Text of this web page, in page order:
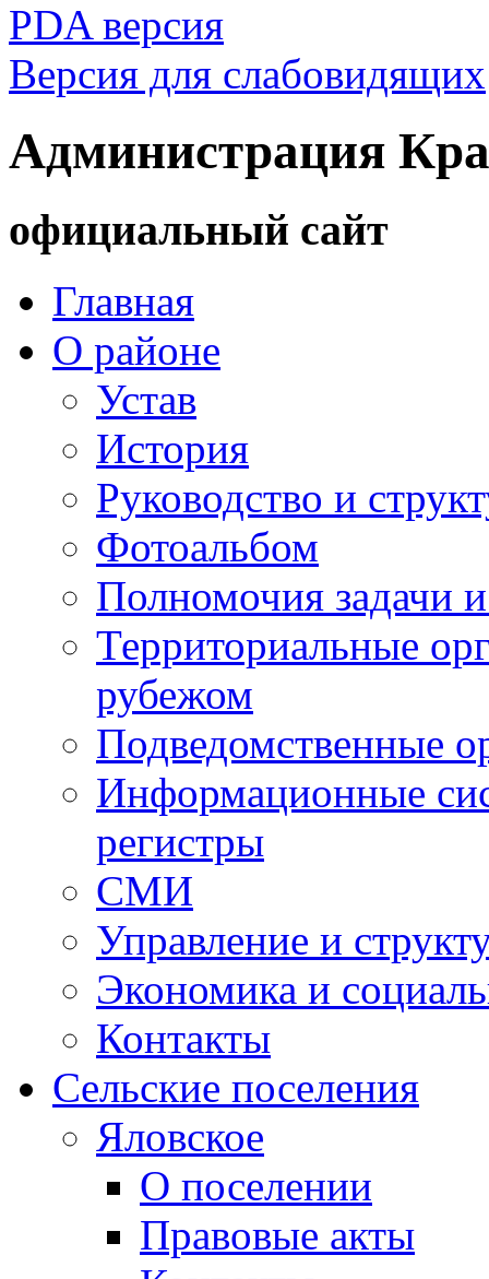
PDA версия
Версия для слабовидящих
Администрация
официальный сайт
Главная
О районе
Устав
История
Руководство и
Фотоальбом
Полномочия задачи
Территориальные
рубежом
Подведомственные
Информационные
регистры
СМИ
Управление и
Экономика и
Контакты
Сельские поселения
Яловское
О поселении
Правовые акты